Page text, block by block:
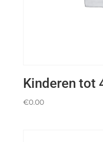
Kinderen tot
€0.00